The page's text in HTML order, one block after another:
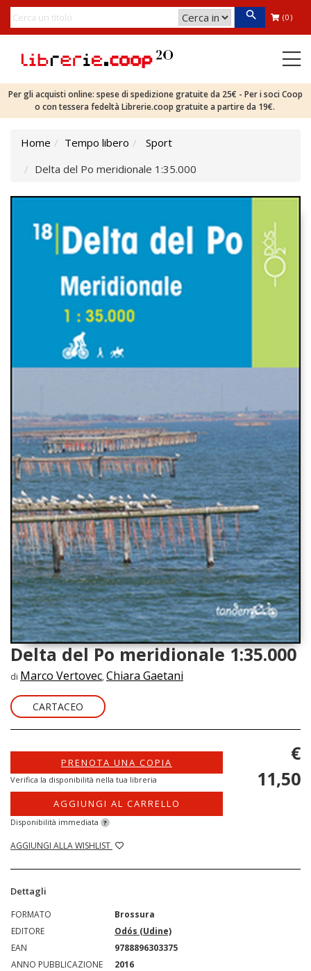
(0)
Per gli acquisti online: spese di spedizione gratuite da 25€ - Per i soci Coop
o con tessera fedeltà Librerie.coop gratuite a partire da 19€.
Home Tempo libero
Sport
Delta del Po meridionale 1:35.000
Delta del Po meridionale 1:35.000
di Marco Vertovec, Chiara Gaetani
CARTACEO
PRENOTA UNA COPIA
Verifica la disponibilità nella tua libreria
AGGIUNGI AL CARRELLO
Disponibilità immediata ?
AGGIUNGI ALLA WISHLIST
€
11,50
Dettagli
FORMATO
Brossura
EDITORE
Odós (Udine)
EAN
9788896303375
ANNO PUBBLICAZIONE
2016